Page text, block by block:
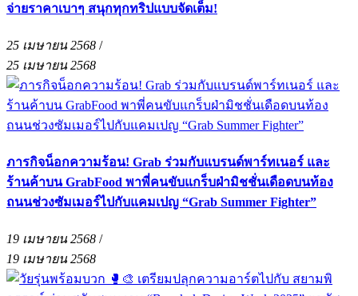
จ่ายราคาเบาๆ สนุกทุกทริปแบบจัดเต็ม!
25 เมษายน 2568 /
25 เมษายน 2568
ภารกิจน็อกความร้อน! Grab ร่วมกับแบรนด์พาร์ทเนอร์ และ
ร้านค้าบน GrabFood พาพี่คนขับแกร็บฝ่ามิชชั่นเดือดบนท้อง
ถนนช่วงซัมเมอร์ไปกับแคมเปญ “Grab Summer Fighter”
19 เมษายน 2568 /
19 เมษายน 2568